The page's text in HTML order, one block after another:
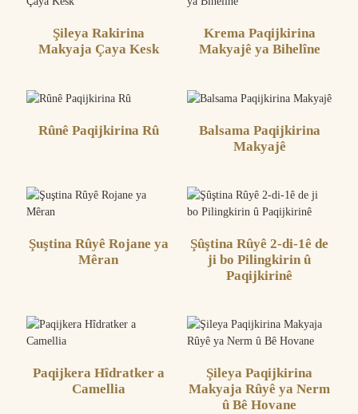
Şileya Rakirina
Makyaja Çaya Kesk
Krema Paqijkirina
Makyajê ya Bihelîne
Rûnê Paqijkirina Rû
Balsama Paqijkirina
Makyajê
Şuştina Rûyê Rojane ya
Mêran
Şûştina Rûyê 2-di-1ê de
ji bo Pilingkirin û
Paqijkirinê
Paqijkera Hîdratker a
Camellia
Şileya Paqijkirina
Makyaja Rûyê ya Nerm
û Bê Hovane